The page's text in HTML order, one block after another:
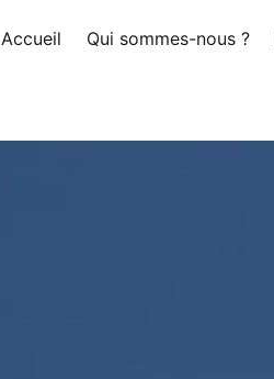
Accueil Qui sommes-nous ?